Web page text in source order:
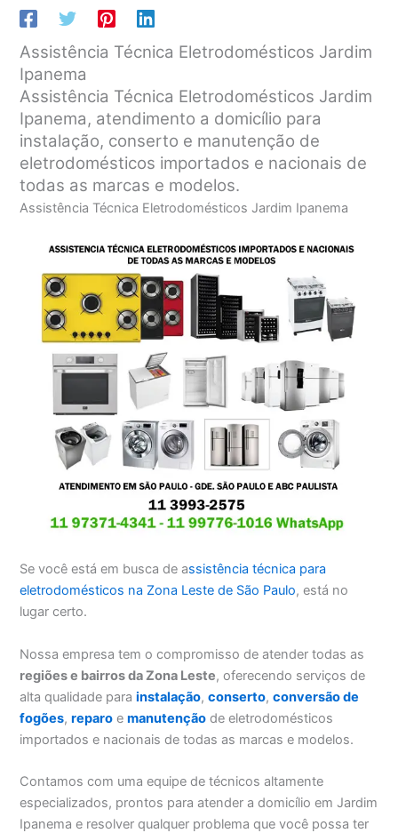
Assistência Técnica Eletrodomésticos Jardim
Ipanema
Assistência Técnica Eletrodomésticos Jardim
Ipanema, atendimento a domicílio para
instalação, conserto e manutenção de
eletrodomésticos importados e nacionais de
todas as marcas e modelos.
Assistência Técnica Eletrodomésticos Jardim Ipanema
Se você está em busca de assistência técnica para
eletrodomésticos na Zona Leste de São Paulo, está no
lugar certo.
Nossa empresa tem o compromisso de atender todas as
regiões e bairros da Zona Leste, oferecendo serviços de
alta qualidade parainstalação,conserto,conversão de
fogões,reparo emanutenção de eletrodomésticos
importados e nacionais de todas as marcas e modelos.
Contamos com uma equipe de técnicos altamente
especializados, prontos para atender a domicílio em Jardim
Ipanema e resolver qualquer problema que você possa ter